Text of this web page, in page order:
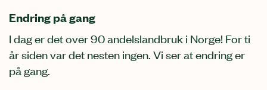
Endring på gang
Idag er det over 90andelslandbruk i Norge! For ti
år siden var det nesten ingen. Vi ser at endring er
på gang.